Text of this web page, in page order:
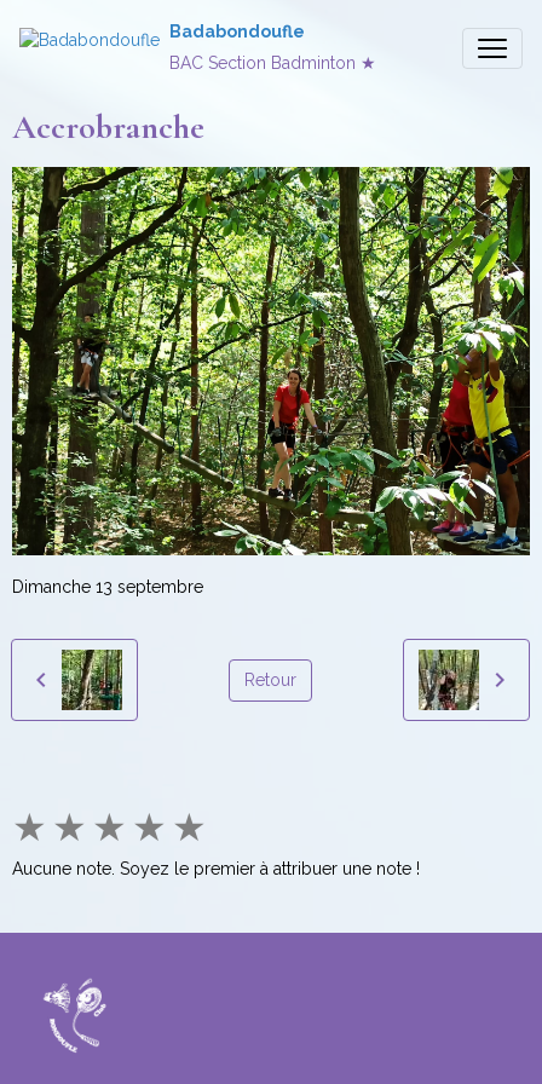
Badabondoufle
BAC Section Badminton ★
Accrobranche
Dimanche 13 septembre
Retour
★ ★ ★ ★ ★
Aucune note. Soyez le premier à attribuer une note !